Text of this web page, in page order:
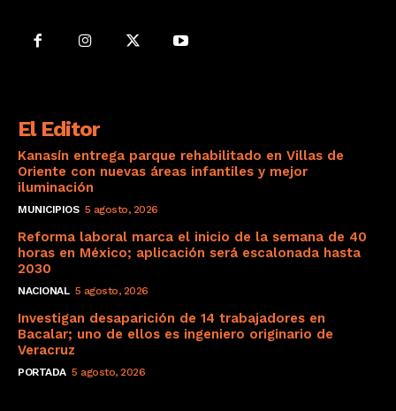
El Editor
Kanasín entrega parque rehabilitado en Villas de
Oriente con nuevas áreas infantiles y mejor
iluminación
MUNICIPIOS 5 agosto, 2026
Reforma laboral marca el inicio de la semana de 40
horas en México; aplicación será escalonada hasta
2030
NACIONAL 5 agosto, 2026
Investigan desaparición de 14 trabajadores en
Bacalar; uno de ellos es ingeniero originario de
Veracruz
PORTADA 5 agosto, 2026